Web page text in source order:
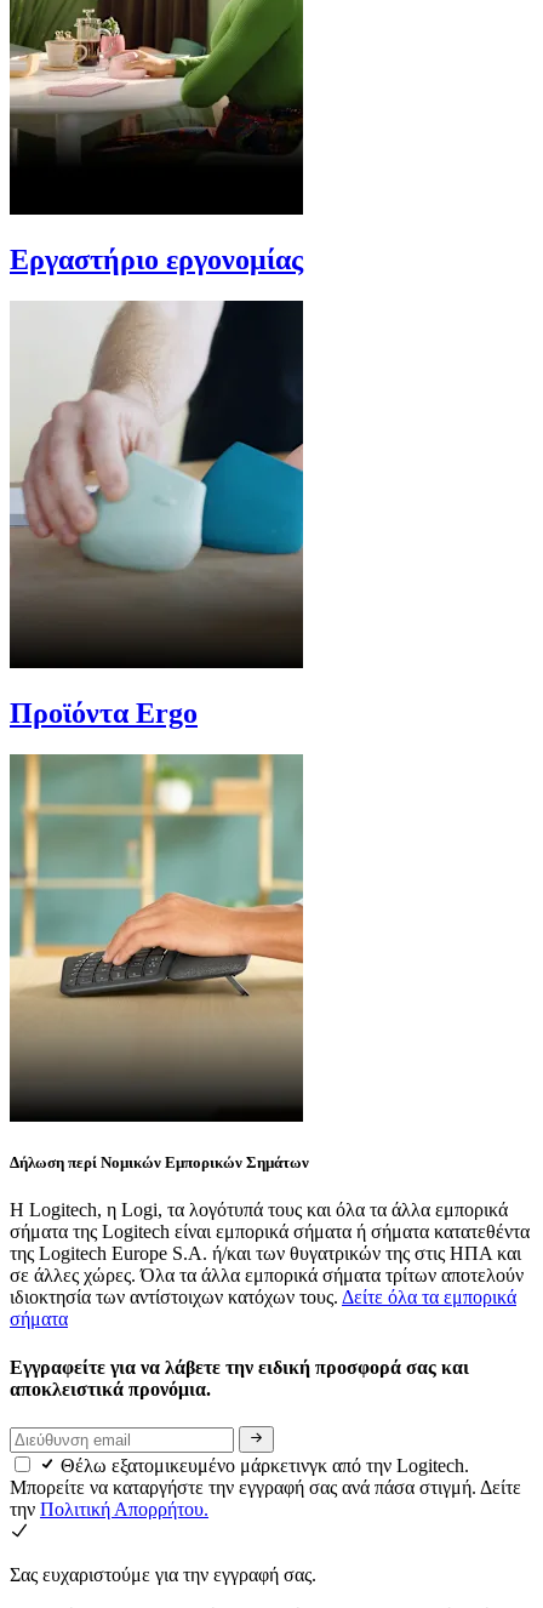
Εργαστήριο εργονομίας
Προϊόντα Ergo
Δήλωση περί Νομικών Εμπορικών Σημάτων
Η Logitech, η Logi, τα λογότυπά τους και όλα τα άλλα εμπορικά
σήματα της Logitech είναι εμπορικά σήματα ή σήματα κατατεθέντα
της Logitech Europe S.A. ή/και των θυγατρικών της στις ΗΠΑ και
σε άλλες χώρες. Όλα τα άλλα εμπορικά σήματα τρίτων αποτελούν
ιδιοκτησία των αντίστοιχων κατόχων τους. Δείτε όλα τα εμπορικά
σήματα
Εγγραφείτε για να λάβετε την ειδική προσφορά σας και
αποκλειστικά προνόμια.
Θέλω εξατομικευμένο μάρκετινγκ από την Logitech.
Μπορείτε να καταργήστε την εγγραφή σας ανά πάσα στιγμή. Δείτε
την Πολιτική Απορρήτου.
Σας ευχαριστούμε για την εγγραφή σας.